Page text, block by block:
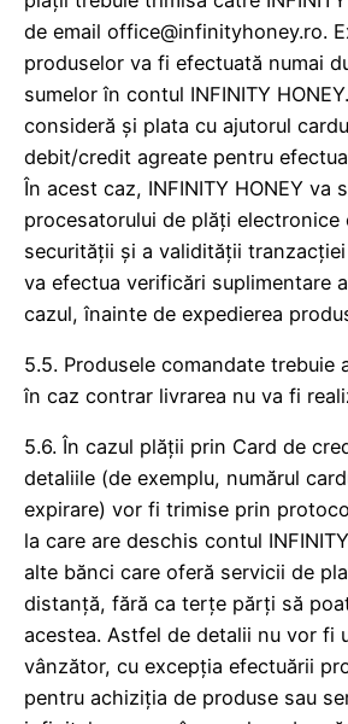
de email office@infinityhoney.ro.
produselor va fi efectuată numai
sumelor în contul INFINITY
consideră și plata cu ajutorul
debit/credit agreate pentru
În acest caz, INFINITY HONEY va
procesatorului de plăți electronice
securității și a validității
va efectua verificări suplimentare
cazul, înainte de expedierea
5.5. Produsele comandate trebuie
în caz contrar livrarea nu va fi
5.6. În cazul plății prin Card de
detaliile (de exemplu, numărul
expirare) vor fi trimise prin
la care are deschis contul
alte bănci care oferă servicii de
distanță, fără ca terțe părți să
acestea. Astfel de detalii nu vor fi
vânzător, cu excepția efectuării
pentru achiziția de produse sau